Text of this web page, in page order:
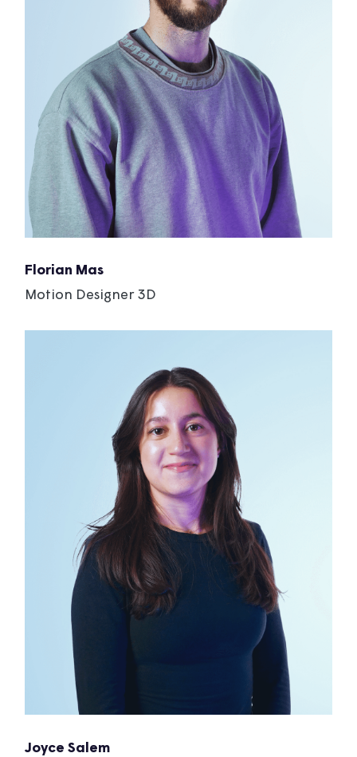
Florian Mas
Motion Designer 3D
Joyce Salem